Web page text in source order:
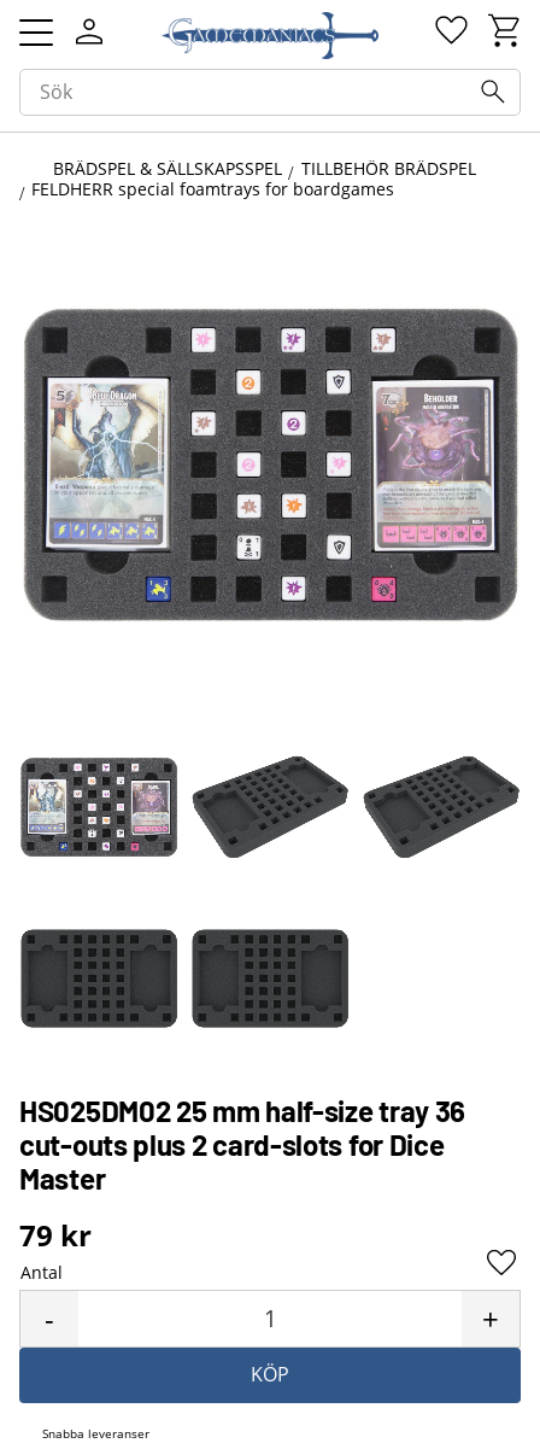
Meny
BRÄDSPEL & SÄLLSKAPSSPEL
TILLBEHÖR BRÄDSPEL
FELDHERR special foamtrays for boardgames
HS025DM02 25 mm half-size tray 36
cut-outs plus 2 card-slots for Dice
Master
79 kr
Antal
+
-
KÖP
Snabba leveranser